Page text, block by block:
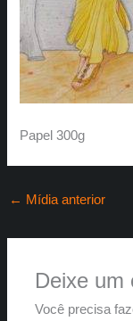
Papel 300g
← Mídia anterior
Deixe um
Você precisa